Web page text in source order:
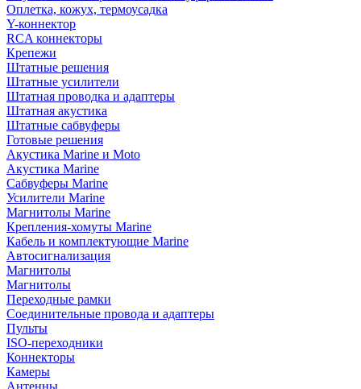
Оплетка, кожух, термоусадка
Y-коннектор
RCA коннекторы
Крепежи
Штатные решения
Штатные усилители
Штатная проводка и адаптеры
Штатная акустика
Штатные сабвуферы
Готовые решения
Акустика Marine и Moto
Акустика Marine
Сабвуферы Marine
Усилители Marine
Магнитолы Marine
Крепления-хомуты Marine
Кабель и комплектующие Marine
Автосигнализация
Магнитолы
Магнитолы
Переходные рамки
Соединительные провода и адаптеры
Пульты
ISO-переходники
Коннекторы
Камеры
Антенны